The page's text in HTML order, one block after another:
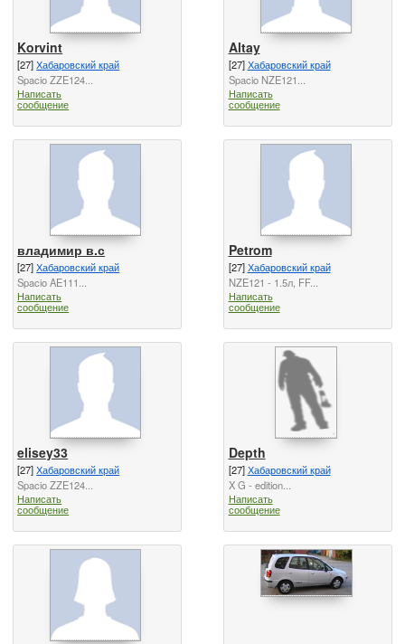
Korvint
[27]Хабаровский край
Spacio ZZE124...
Написать
сообщение
Altay
[27]Хабаровский край
Spacio NZE121...
Написать
сообщение
владимир в.с
[27]Хабаровский край
Spacio AE111...
Написать
сообщение
Petrom
[27]Хабаровский край
NZE121 - 1.5л, FF...
Написать
сообщение
elisey33
[27]Хабаровский край
Spacio ZZE124...
Написать
сообщение
Depth
[27]Хабаровский край
X G - edition...
Написать
сообщение